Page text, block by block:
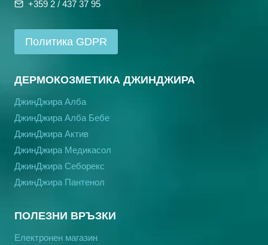
+359 2 / 437 37 95
Политика GDPR
ДЕРМОКОЗМЕТИКА ДЖИНДЖИРА
ДжинДжира Алба
ДжинДжира Алба Бебе
ДжинДжира Актив
ДжинДжира Медикасол
ДжинДжира Себорекс
ДжинДжира Пантенол
ПОЛЕЗНИ ВРЪЗКИ
Електронен магазин